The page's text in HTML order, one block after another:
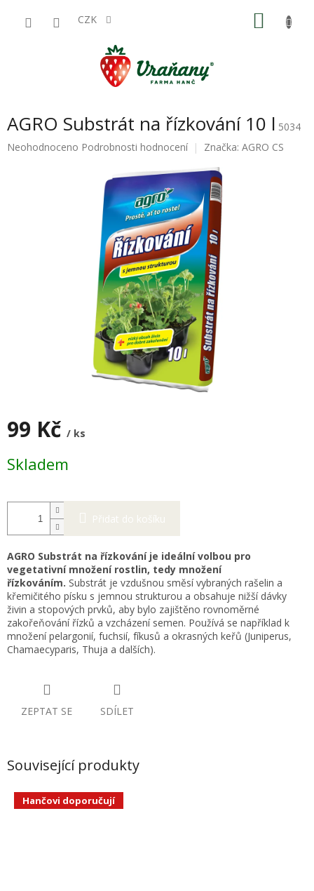
CZK
AGRO Substrát na řízkování 10 l 5034
Průměrné
Neohodnoceno Podrobnosti hodnocení Značka: AGRO CS
99 Kč / ks
cena:
Skladem
Přidat do košíku
AGRO Substrát na řízkování je ideální volbou pro
vegetativní množení rostlin, tedy množení
řízkováním. Substrát je vzdušnou směsí vybraných rašelin a
křemičitého písku s jemnou strukturou a obsahuje nižší dávky
živin a stopových prvků, aby bylo zajištěno rovnoměrné
zakořeňování řízků a vzcházení semen. Používá se například k
množení pelargonií, fuchsií, fíkusů a okrasných keřů (Juniperus,
Chamaecyparis, Thuja a dalších).
ZEPTAT SE SDÍLET
Související produkty
Hančovi doporučují